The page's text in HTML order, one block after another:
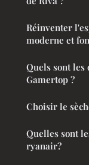
Réinventer
moderne et
Quels sont
Gamertop ?
Choisir le
Quelles sont
ryanair?